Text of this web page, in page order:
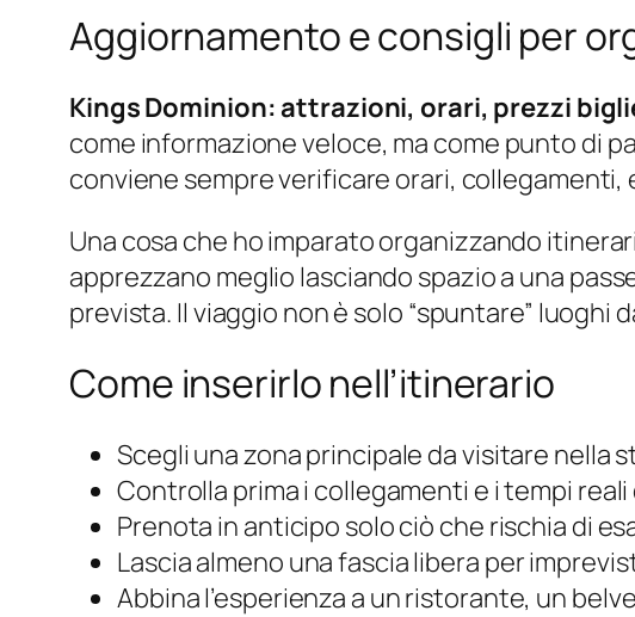
Aggiornamento e consigli per
Kings Dominion: attrazioni, orari, prezzi
come informazione veloce, ma come punto di
conviene sempre verificare orari,
Una cosa che ho imparato organizzando
apprezzano meglio lasciando spazio a una
prevista. Il viaggio non è solo “spuntare” luoghi
Come inserirlo nell’itinerario
Scegli una zona principale da visitare nella
Controlla prima i collegamenti e i tempi
Prenota in anticipo solo ciò che rischia di
Lascia almeno una fascia libera per
Abbina l’esperienza a un ristorante, un